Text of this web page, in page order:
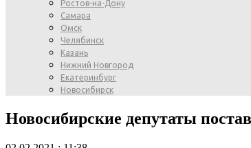
Ростов-на-Дону
Самара
Омск
Челябинск
Казань
Нижний Новгород
Екатеринбург
Новосибирск
Новосибирские депутаты